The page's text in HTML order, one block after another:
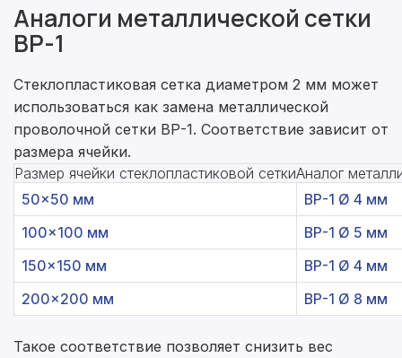
Аналоги металлической сетки
ВР-1
Стеклопластиковая сетка диаметром 2 мм может
использоваться как замена металлической
проволочной сетки ВР-1. Соответствие зависит от
размера ячейки.
Размер ячейки стеклопластиковой сеткиАналог
50×50 мм
ВР-1 Ø 4 мм
100×100 мм
ВР-1 Ø 5 мм
150×150 мм
ВР-1 Ø 4 мм
200×200 мм
ВР-1 Ø 8 мм
Такое соответствие позволяет снизить вес